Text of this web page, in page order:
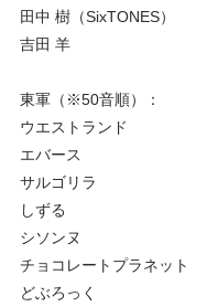
田中 樹（SixTONES）
吉田 羊
東軍（※50音順）：
ウエストランド
エバース
サルゴリラ
しずる
シソンヌ
チョコレートプラネット
どぶろっく